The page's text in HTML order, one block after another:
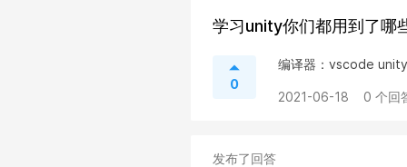
学习unity你们都用到了哪
0
编译器：vscode
2021-06-18 0 个回
发布了回答